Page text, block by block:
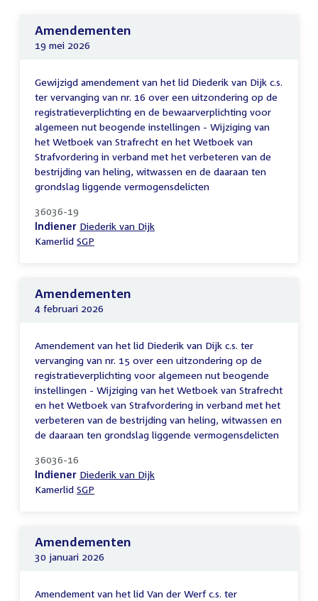
Amendementen
19 mei 2026
Gewijzigd amendement van het lid Diederik van Dijk c.s.
ter vervanging van nr. 16 over een uitzondering op de
registratieverplichting en de bewaarverplichting voor
algemeen nut beogende instellingen - Wijziging van
het Wetboek van Strafrecht en het Wetboek van
Strafvordering in verband met het verbeteren van de
bestrijding van heling, witwassen en de daaraan ten
grondslag liggende vermogensdelicten
36036-19
Indiener Diederik van Dijk
Kamerlid SGP
Amendementen
4 februari 2026
Amendement van het lid Diederik van Dijk c.s. ter
vervanging van nr. 15 over een uitzondering op de
registratieverplichting voor algemeen nut beogende
instellingen - Wijziging van het Wetboek van Strafrecht
en het Wetboek van Strafvordering in verband met het
verbeteren van de bestrijding van heling, witwassen en
de daaraan ten grondslag liggende vermogensdelicten
36036-16
Indiener Diederik van Dijk
Kamerlid SGP
Amendementen
30 januari 2026
Amendement van het lid Van der Werf c.s. ter